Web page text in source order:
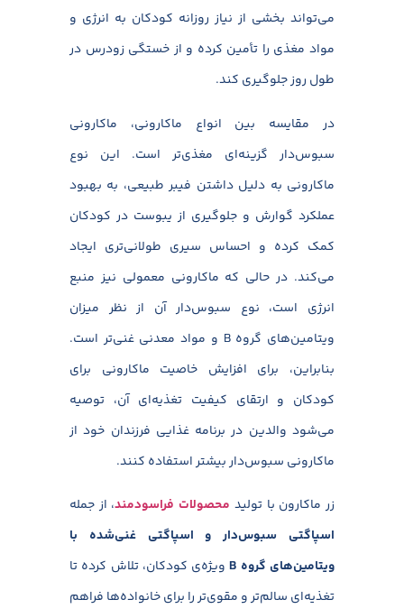
می‌تواند بخشی از نیاز روزانه کودکان به انرژی و
مواد مغذی را تأمین کرده و از خستگی زودرس در
طول روز جلوگیری کند.
در مقایسه بین انواع ماکارونی، ماکارونی
سبوس‌دار گزینه‌ای مغذی‌تر است. این نوع
ماکارونی به دلیل داشتن فیبر طبیعی، به بهبود
عملکرد گوارش و جلوگیری از یبوست در کودکان
کمک کرده و احساس سیری طولانی‌تری ایجاد
می‌کند. در حالی که ماکارونی معمولی نیز منبع
انرژی است، نوع سبوس‌دار آن از نظر میزان
ویتامین‌های گروه B و مواد معدنی غنی‌تر است.
بنابراین، برای افزایش خاصیت ماکارونی برای
کودکان و ارتقای کیفیت تغذیه‌ای آن، توصیه
می‌شود والدین در برنامه غذایی فرزندان خود از
ماکارونی سبوس‌دار بیشتر استفاده کنند.
زر ماکارون با تولید محصولات فراسودمند، از جمله
اسپاگتی سبوس‌دار و اسپاگتی غنی‌شده با
ویتامین‌های گروه B
ویژه‌ی کودکان، تلاش کرده تا
تغذیه‌ای سالم‌تر و مقوی‌تر را برای خانواده‌ها فراهم